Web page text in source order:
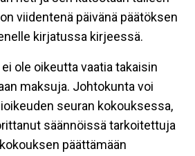
viidentenä päivänä päätöksen
kirjatussa kirjeessä.
ole oikeutta vaatia takaisin
maksuja. Johtokunta voi
seuran kokouksessa,
säännöissä tarkoitettuja
päättämään